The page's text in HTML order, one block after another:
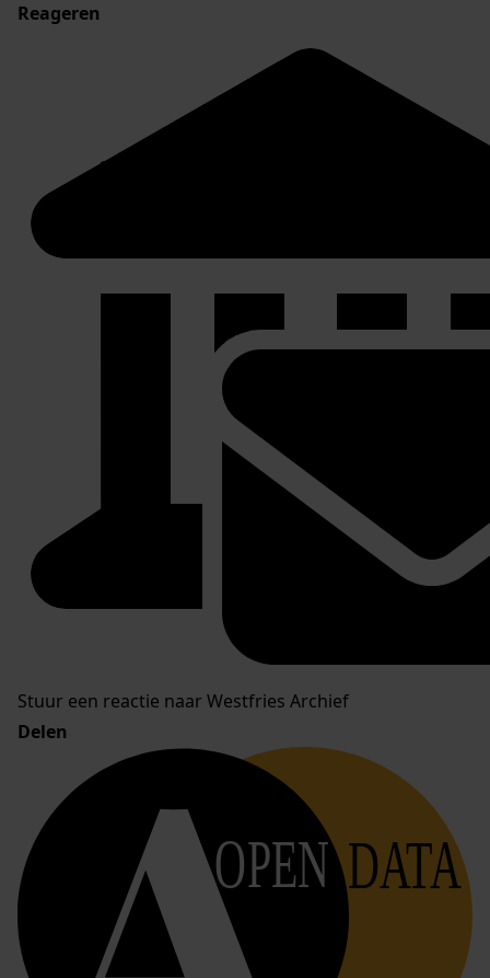
Reageren
Stuur een reactie naar Westfries Archief
Delen
OPEN DATA